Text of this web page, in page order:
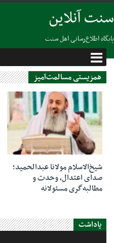
سنت آنلاین
پایگاه اطلاع‌رسانی اهل سنت
همزیستی مسالمت‌آمیز
19 ژوئن 2026
شیخ‌الاسلام مولانا عبدالحمید؛
صدای اعتدال، وحدت و
مطالبه‌گری مسئولانه
یاداشت